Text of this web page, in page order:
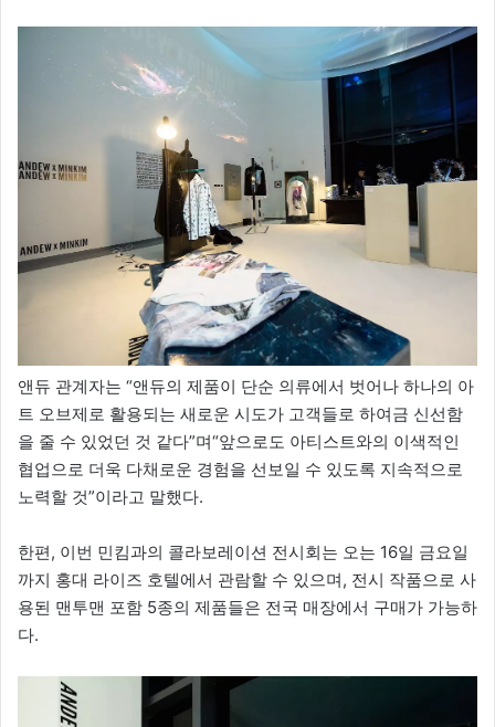
앤듀 관계자는 “앤듀의 제품이 단순 의류에서 벗어나 하나의 아
트 오브제로 활용되는 새로운 시도가 고객들로 하여금 신선함
을 줄 수 있었던 것 같다”며“앞으로도 아티스트와의 이색적인
협업으로 더욱 다채로운 경험을 선보일 수 있도록 지속적으로
노력할 것”이라고 말했다.
한편, 이번 민킴과의 콜라보레이션 전시회는 오는 16일 금요일
까지 홍대 라이즈 호텔에서 관람할 수 있으며, 전시 작품으로 사
용된 맨투맨 포함 5종의 제품들은 전국 매장에서 구매가 가능하
다.